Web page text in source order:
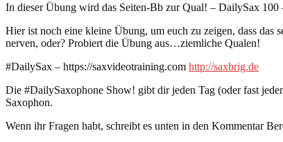
In dieser Übung wird das Seiten-Bb zur Qual! – DailySax 100
Hier ist noch eine kleine Übung, um euch zu zeigen, dass
nerven, oder? Probiert die Übung aus…ziemliche Qualen!
#DailySax – https://saxvideotraining.com http://saxbrig.de
Die #DailySaxophone Show! gibt dir jeden Tag (oder fast
Saxophon.
Wenn ihr Fragen habt, schreibt es unten in den Kommentar